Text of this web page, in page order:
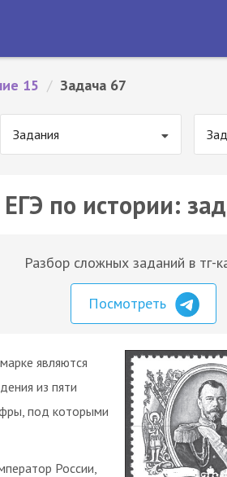
15 / Задача 67
Задания
по истории:
Разбор сложных заданий в тг-
Посмотреть
являются
из пяти
под которыми
России,